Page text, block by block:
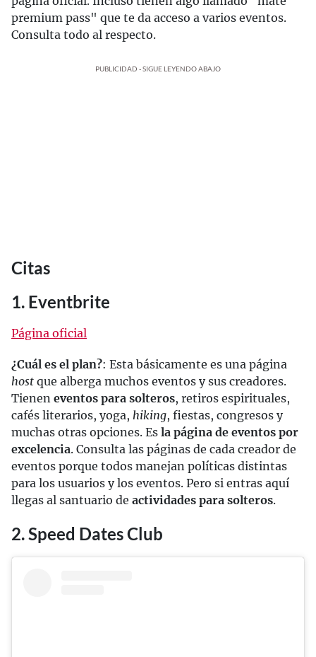
premium pass" que te da acceso a varios eventos.
Consulta todo al respecto.
PUBLICIDAD - SIGUE LEYENDO ABAJO
Citas
1. Eventbrite
Página oficial
¿Cuál es el plan?: Esta básicamente es una página
host que alberga muchos eventos y sus creadores.
Tienen eventos para solteros, retiros espirituales,
cafés literarios, yoga, hiking, fiestas, congresos y
muchas otras opciones. Es la página de eventos por
excelencia. Consulta las páginas de cada creador de
eventos porque todos manejan políticas distintas
para los usuarios y los eventos. Pero si entras aquí
llegas al santuario de actividades para solteros.
2. Speed Dates Club